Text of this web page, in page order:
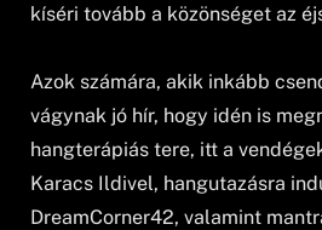
kíséri tovább a közönséget az
Azok számára, akik inkább
vágynak jó hír, hogy idén is
hangterápiás tere, itt a
Karacs Ildivel, hangutazásra
DreamCorner42, valamint